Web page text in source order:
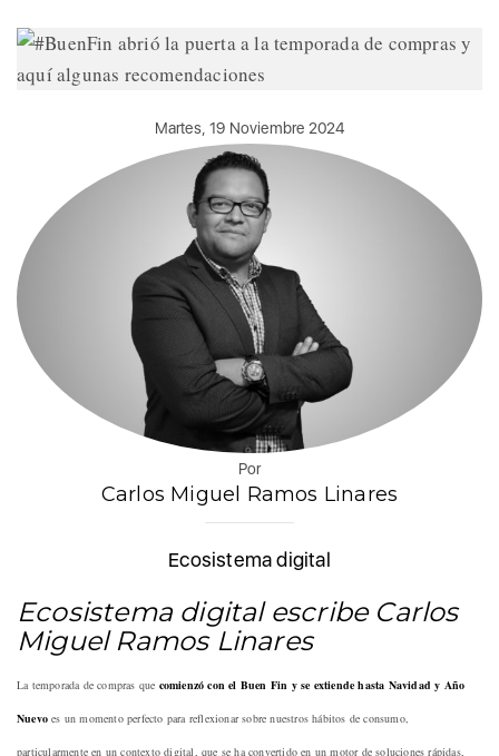
Martes, 19 Noviembre 2024
Por
Carlos Miguel Ramos Linares
Ecosistema digital
Ecosistema digital escribe Carlos
Miguel Ramos Linares
La temporada de compras que comienzó con el Buen Fin y se extiende hasta Navidad y Año
Nuevo es un momento perfecto para reflexionar sobre nuestros hábitos de consumo,
particularmente en un contexto digital, que se ha convertido en un motor de soluciones rápidas,